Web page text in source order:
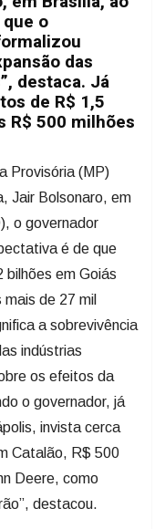
o
das
destaca. Já
de R$ 1,5
R$ 500 milhões
Provisória (MP)
Jair Bolsonaro, em
o governador
é de que
bilhões em Goiás
de 27 mil
a sobrevivência
indústrias
os efeitos da
o governador, já
invista cerca
Catalão, R$ 500
Deere, como
destacou.